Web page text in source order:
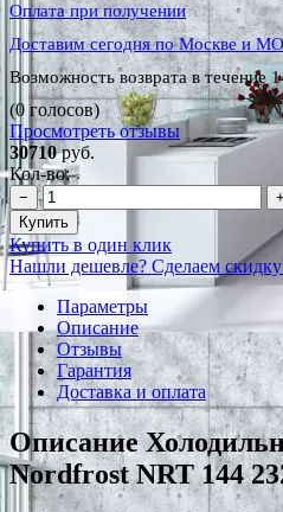
Оплата при получении
Доставим сегодня по Москве и МО
Возможность возврата в течение
(0 голосов)
Просмотреть отзывы
30710руб.
Кол-во:
−
+
Купить
Купить в один клик
Нашли дешевле? Сделаем
Параметры
Описание
Отзывы
Гарантия
Доставка и оплата
Описание
Nordfrost NRT 144